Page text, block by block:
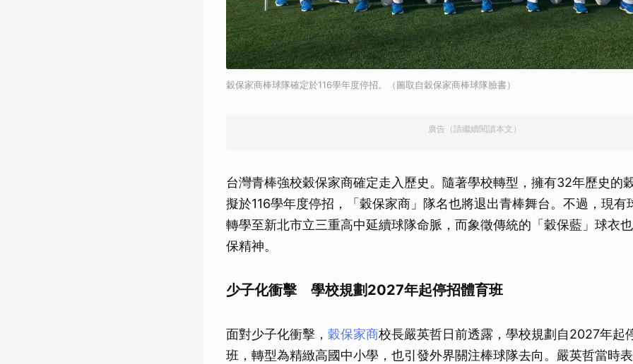
穀保家商棒球隊確定於116學年度停招。（圖取自穀保家商棒球隊臉書）
廣告（請繼續閱讀本文）
台灣青棒強校穀保家商確定走入歷史。隨著學校轉型，擁有32年歷史的
擬於116學年度停招，「穀保家商」隊名也將退出青棒舞台。不過，現有
轉學至新北市立三重高中延續球隊命脈，而象徵傳統的「穀保藍」球衣
保精神。
少子化衝擊 學校規劃2027年起停招體育班
面對少子化衝擊， 穀保家商校長嚴英哲日前透露，學校規劃自2027年起
班，轉型為精緻高國中小學，也引發外界關注棒球隊去向。嚴英哲當時